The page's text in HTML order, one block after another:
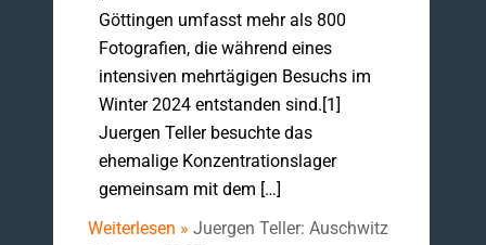
Göttingen umfasst mehr als 800
Fotografien, die während eines
intensiven mehrtägigen Besuchs im
Winter 2024 entstanden sind.[1]
Juergen Teller besuchte das
ehemalige Konzentrationslager
gemeinsam mit dem […]
Weiterlesen » Juergen Teller: Auschwitz